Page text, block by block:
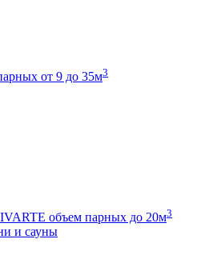
от 9 до 35м3
объем парных до 20м3
и сауны